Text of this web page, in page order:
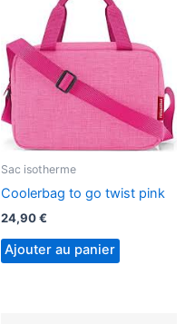
Sac isotherme
Coolerbag to go twist pink
24,90€
Ajouter au panier